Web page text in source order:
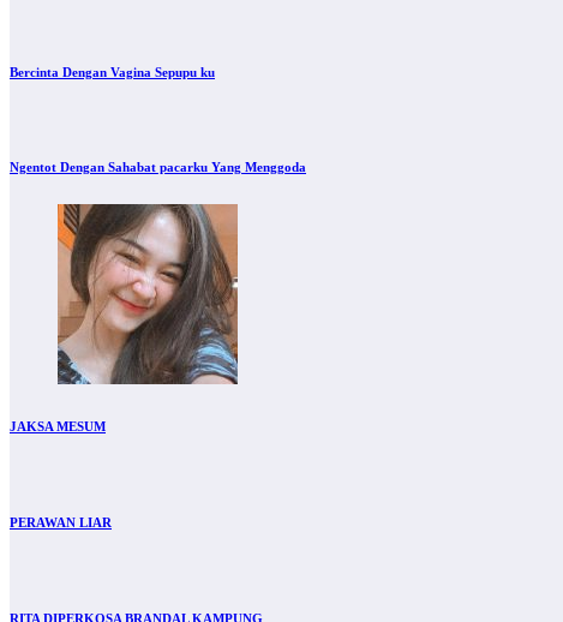
Bercinta Dengan Vagina Sepupu ku
Ngentot Dengan Sahabat pacarku Yang Menggoda
JAKSA MESUM
PERAWAN LIAR
RITA DIPERKOSA BRANDAL KAMPUNG